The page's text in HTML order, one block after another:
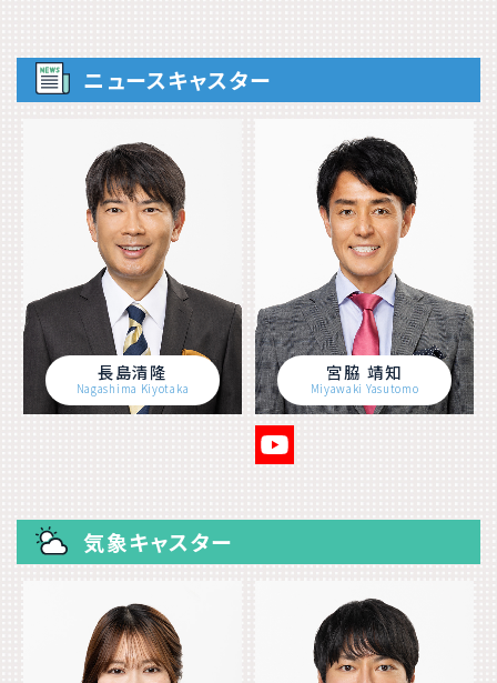
ニュースキャスター
長島清隆
Nagashima Kiyotaka
宮脇 靖知
Miyawaki Yasutomo
気象キャスター